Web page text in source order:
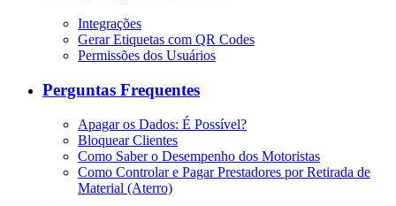
Integrações
Gerar Etiquetas com QR Codes
Permissões dos Usuários
Perguntas Frequentes
Apagar os Dados: É Possível?
Bloquear Clientes
Como Saber o Desempenho dos Motoristas
Como Controlar e Pagar Prestadores por Retirada de
Material (Aterro)